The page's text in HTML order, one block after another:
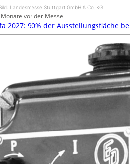
Landesmesse Stuttgart GmbH & Co. KG
vor der Messe
2027: 90% der Ausstellungsfläche